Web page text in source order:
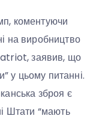
коментуючи
на виробництво
заявив, що
у цьому питанні.
зброя є
Штати “мають